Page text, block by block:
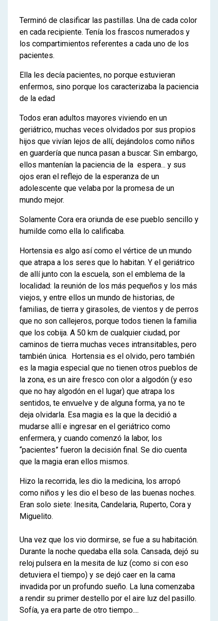
Terminó de clasificar las pastillas. Una de cada color
en cada recipiente. Tenía los frascos numerados y
los compartimientos referentes a cada uno de los
pacientes.
Ella les decía pacientes, no porque estuvieran
enfermos, sino porque los caracterizaba la paciencia
de la edad
Todos eran adultos mayores viviendo en un
geriátrico, muchas veces olvidados por sus propios
hijos que vivían lejos de allí, dejándolos como niños
en guardería que nunca pasan a buscar. Sin embargo,
ellos mantenían la paciencia de la espera... y sus
ojos eran el reflejo de la esperanza de un
adolescente que velaba por la promesa de un
mundo mejor.
Solamente Cora era oriunda de ese pueblo sencillo y
humilde como ella lo calificaba.
Hortensia es algo así como el vértice de un mundo
que atrapa a los seres que lo habitan. Y el geriátrico
de allí junto con la escuela, son el emblema de la
localidad: la reunión de los más pequeños y los más
viejos, y entre ellos un mundo de historias, de
familias, de tierra y girasoles, de vientos y de perros
que no son callejeros, porque todos tienen la familia
que los cobija. A 50 km de cualquier ciudad, por
caminos de tierra muchas veces intransitables, pero
también única. Hortensia es el olvido, pero también
es la magia especial que no tienen otros pueblos de
la zona, es un aire fresco con olor a algodón (y eso
que no hay algodón en el lugar) que atrapa los
sentidos, te envuelve y de alguna forma, ya no te
deja olvidarla. Esa magia es la que la decidió a
mudarse allí e ingresar en el geriátrico como
enfermera, y cuando comenzó la labor, los
“pacientes” fueron la decisión final. Se dio cuenta
que la magia eran ellos mismos.
Hizo la recorrida, les dio la medicina, los arropó
como niños y les dio el beso de las buenas noches.
Eran solo siete: Inesita, Candelaria, Ruperto, Cora y
Miguelito.
Una vez que los vio dormirse, se fue a su habitación.
Durante la noche quedaba ella sola. Cansada, dejó su
reloj pulsera en la mesita de luz (como si con eso
detuviera el tiempo) y se dejó caer en la cama
invadida por un profundo sueño. La luna comenzaba
a rendir su primer destello por el aire luz del pasillo.
Sofía, ya era parte de otro tiempo....